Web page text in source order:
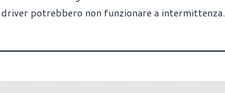
potrebbero non funzionare a intermittenza.